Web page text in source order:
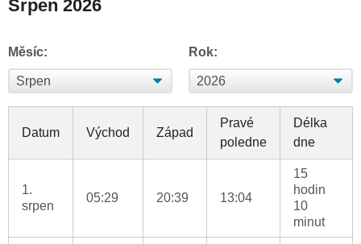
Srpen 2026
Měsíc: Rok:
Datum Východ Západ
Pravé
poledne
Délka
dne
1.
srpen
05:29 20:39 13:04
15
hodin
10
minut